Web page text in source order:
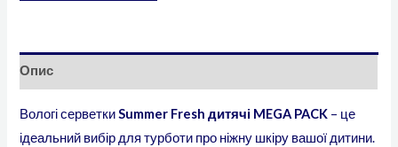
Опис
Вологі серветкиSummer Fresh дитячі MEGA PACK – це
ідеальний вибір для турботи про ніжну шкіру вашої дитини.